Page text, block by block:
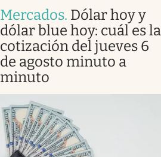
Mercados. Dólar hoy y
dólar blue hoy: cuál es la
cotización del jueves 6
de agosto minuto a
minuto